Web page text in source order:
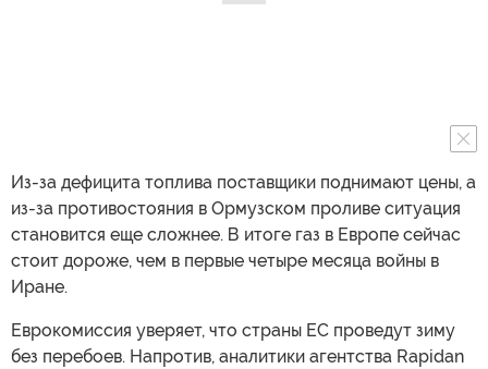
Из-за дефицита топлива поставщики поднимают цены, а
из-за противостояния в Ормузском проливе ситуация
становится еще сложнее. В итоге газ в Европе сейчас
стоит дороже, чем в первые четыре месяца войны в
Иране.
Еврокомиссия уверяет, что страны ЕС проведут зиму
без перебоев. Напротив, аналитики агентства Rapidan